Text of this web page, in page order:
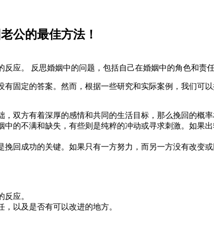
公的最佳方法！
应。 反思婚姻中的问题，包括自己在婚姻中的角色和责
固定的答案。然而，根据一些研究和实际案例，我们可
双方有着深厚的感情和共同的生活目标，那么挽回的概率
中的不满和缺失，有些则是纯粹的冲动或寻求刺激。如果
回成功的关键。如果只有一方努力，而另一方没有改变
应。
以及是否有可以改进的地方。